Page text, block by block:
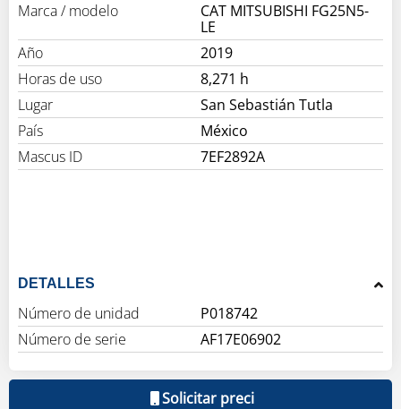
Marca / modelo
CAT MITSUBISHI FG25N5-
LE
Año
2019
Horas de uso
8,271 h
Lugar
San Sebastián Tutla
País
México
Mascus ID
7EF2892A
DETALLES
Número de unidad
P018742
Número de serie
AF17E06902
Solicitar preci